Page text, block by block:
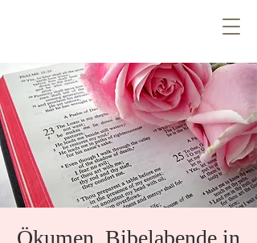
V
E
R T
E
Ö We
i
n
Ökumen. Bibelabende in